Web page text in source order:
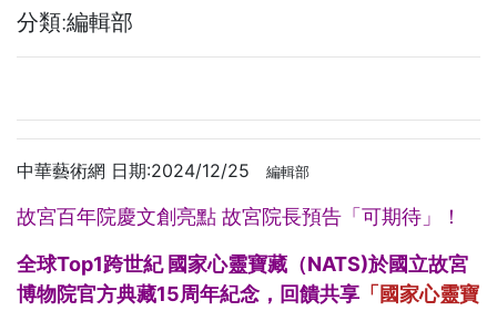
分類:編輯部
中華藝術網 日期:2024/12/25 編輯部
故宮百年院慶文創亮點 故宮院長預告「可期待」！
全球Top1跨世紀 國家心靈寶藏（NATS)於國立故宮
博物院官方典藏15周年紀念，回饋共享 「國家心靈寶